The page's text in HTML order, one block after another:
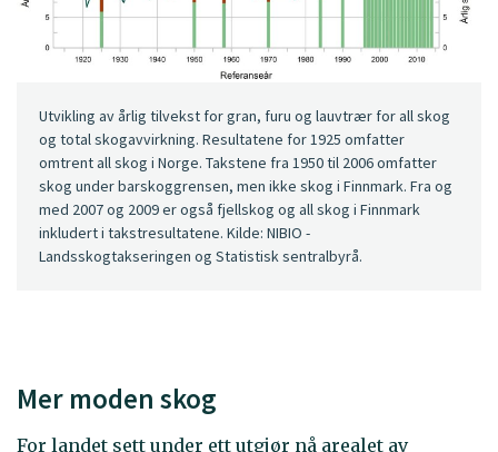
Utvikling av årlig tilvekst for gran, furu og lauvtrær for all skog
og total skogavvirkning. Resultatene for 1925 omfatter
omtrent all skog i Norge. Takstene fra 1950 til 2006 omfatter
skog under barskoggrensen, men ikke skog i Finnmark. Fra og
med 2007 og 2009 er også fjellskog og all skog i Finnmark
inkludert i takstresultatene. Kilde: NIBIO -
Landsskogtakseringen og Statistisk sentralbyrå.
Mer moden skog
For landet sett under ett utgjør nå arealet av